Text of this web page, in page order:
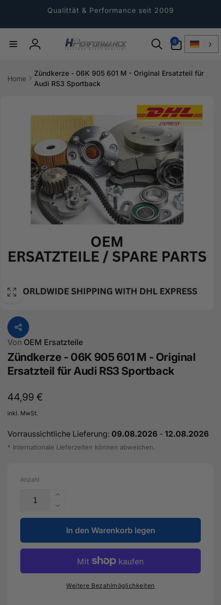
Qualittät & Performance seit 2009
Einloggen
0
Artikel
Home
Zündkerze - 06K 905 601 M - Original Ersatzteil für
Audi RS3 Sportback
Von OEM Ersatzteile
Zündkerze - 06K 905 601 M - Original
Ersatzteil für Audi RS3 Sportback
Normaler
Preis
44,99 €
inkl. MwSt.
Vorraussichtliche Lieferung: 09.08.2026 - 12.08.2026
* Internationale Lieferzeiten können abweichen.
Anzahl
Erhöhe
die
Menge
für
Zündkerze
-
905
601
Verringere
die
Menge
für
Zündkerze
06K
905
In den Warenkorb legen
Weitere Bezahlmöglichkeiten